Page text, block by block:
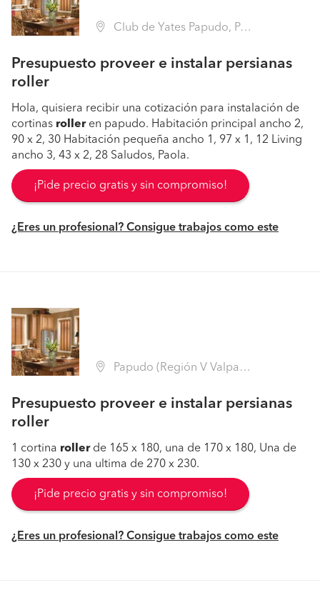
Club de Yates Papudo, Papudo (Región V Valparaíso - Petorca)
Presupuesto proveer e instalar persianas
roller
Hola, quisiera recibir una cotización para instalación de
cortinas rolleren papudo. Habitación principal ancho 2,
90 x 2, 30 Habitación pequeña ancho 1, 97 x 1, 12 Living
ancho 3, 43 x 2, 28 Saludos, Paola.
¡Pide precio gratis y sin compromiso!
¿Eres un profesional? Consigue trabajos como este
Papudo (Región V Valparaíso - Petorca)
Presupuesto proveer e instalar persianas
roller
1 cortina rollerde 165 x 180, una de 170 x 180, Una de
130 x 230 y una ultima de 270 x 230.
¡Pide precio gratis y sin compromiso!
¿Eres un profesional? Consigue trabajos como este